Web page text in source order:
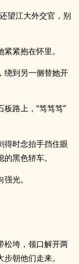
望江大外交官，别
紧抱在怀里。
绕到另一侧替她开
路上，“笃笃笃”
得时念抬手挡住眼
黑色轿车。
光。
松垮，领口解开两
朝他们走来。